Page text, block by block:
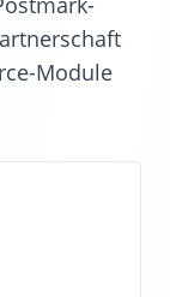
Module